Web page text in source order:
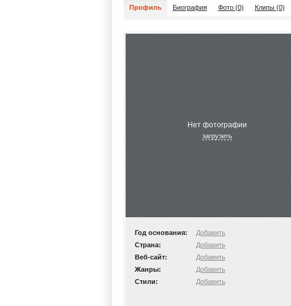
Профиль Биография Фото (0) Клипы (0)
Нет фотографии
загрузить
Год основания:
Добавить
Страна:
Добавить
Веб-сайт:
Добавить
Жанры:
Добавить
Стили:
Добавить